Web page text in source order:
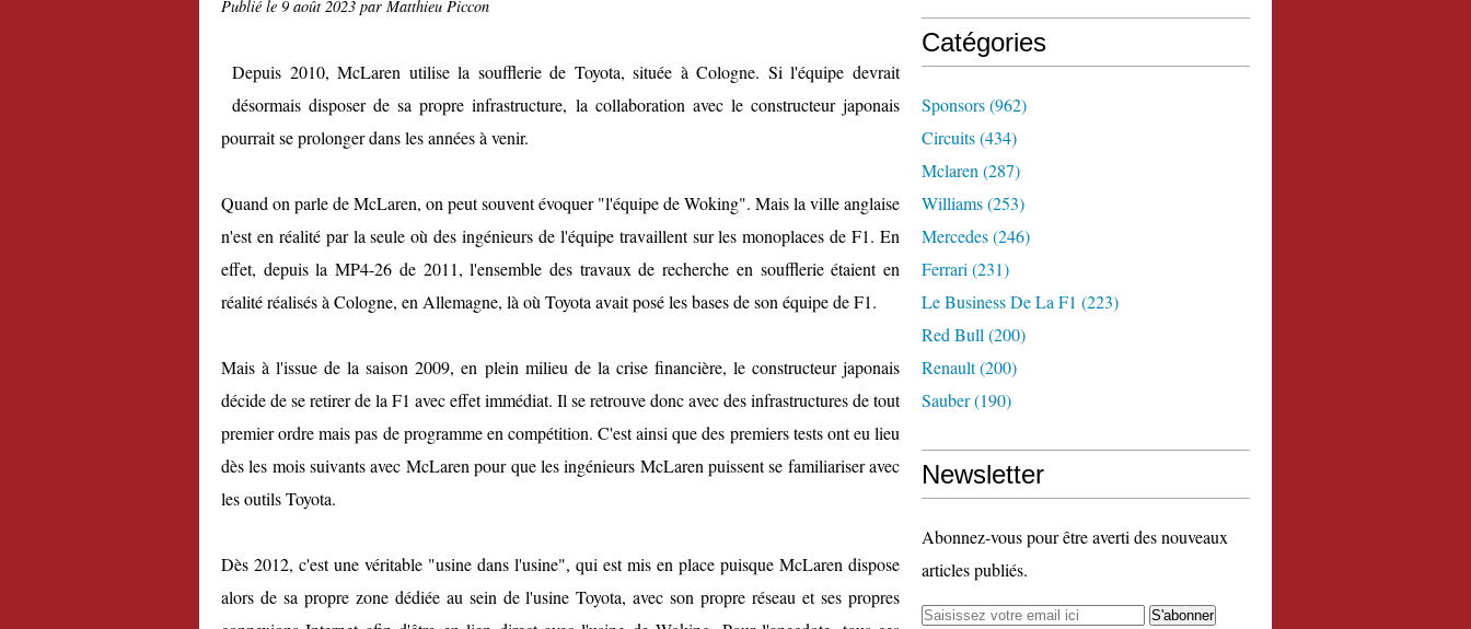
Publié le 9 août 2023 par Matthieu Piccon
Depuis 2010, McLaren utilise la soufflerie de Toyota, située à Cologne. Si l'équipe devrait
désormais disposer de sa propre infrastructure, la collaboration avec le constructeur japonais
pourrait se prolonger dans les années à venir.
Quand on parle de McLaren, on peut souvent évoquer "l'équipe de Woking". Mais la ville anglaise
n'est en réalité par la seule où des ingénieurs de l'équipe travaillent sur les monoplaces de F1. En
effet, depuis la MP4-26 de 2011, l'ensemble des travaux de recherche en soufflerie étaient en
réalité réalisés à Cologne, en Allemagne, là où Toyota avait posé les bases de son équipe de F1.
Mais à l'issue de la saison 2009, en plein milieu de la crise financière, le constructeur japonais
décide de se retirer de la F1 avec effet immédiat. Il se retrouve donc avec des infrastructures de tout
premier ordre mais pas de programme en compétition. C'est ainsi que des premiers tests ont eu lieu
dès les mois suivants avec McLaren pour que les ingénieurs McLaren puissent se familiariser avec
les outils Toyota.
Dès 2012, c'est une véritable "usine dans l'usine", qui est mis en place puisque McLaren dispose
alors de sa propre zone dédiée au sein de l'usine Toyota, avec son propre réseau et ses propres
Catégories
Sponsors(962)
Circuits(434)
Mclaren (287)
Williams(253)
Mercedes(246)
Ferrari (231)
Le Business De La F1 (223)
Red Bull (200)
Renault(200)
Sauber(190)
Newsletter
Abonnez-vous pour être averti des nouveaux
articles publiés.